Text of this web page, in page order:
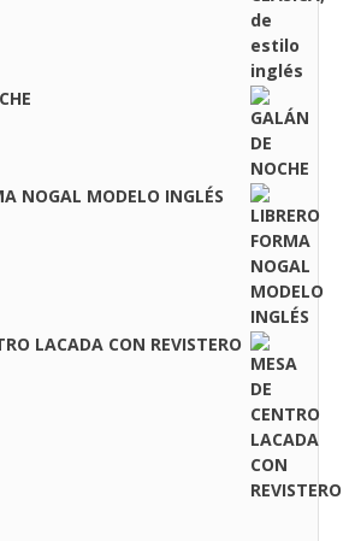
NOGAL MODELO INGLÉS
LACADA CON REVISTERO